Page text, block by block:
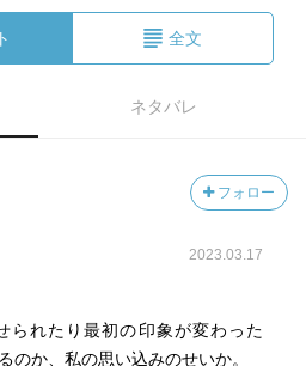
全文
ネタバレ
フォロー
2023.03.17
られたり最初の印象が変わった
のか、私の思い込みのせいか。